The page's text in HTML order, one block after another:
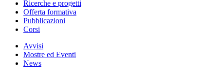
Ricerche e progetti
Offerta formativa
Pubblicazioni
Corsi
Avvisi
Mostre ed Eventi
News